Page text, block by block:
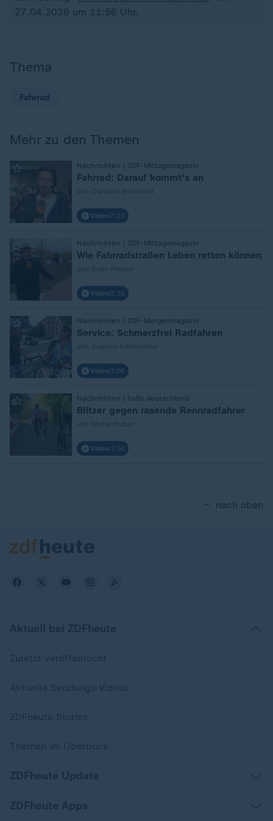
27.04.2026 um 11:56 Uhr.
Thema
Fahrrad
Mehr zu den Themen
Nachrichten | ZDF-Mittagsmagazin
Fahrrad: Darauf kommt's an
Video7:23
Nachrichten | ZDF-Mittagsmagazin
Wie Fahrradstraßen Leben retten können
Video8:26
Nachrichten | ZDF-Morgenmagazin
Service: Schmerzfrei Radfahren
Video3:06
Nachrichten | hallo deutschland
Blitzer gegen rasende Rennradfahrer
Video3:56
nach oben